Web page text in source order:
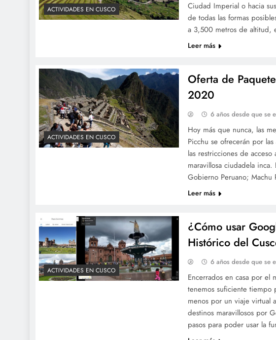
ACTIVIDADES EN CUSCO
Ciudad Imperial o hacia
de todas las formas
a 3,500 metros de altitud,
Leer más
ACTIVIDADES EN CUSCO
Oferta de
2020
6 años desde que se
Hoy más que nunca, las
Picchu se ofrecerán por
las restricciones de
maravillosa ciudadela
Gobierno Peruano;
Leer más
ACTIVIDADES EN CUSCO
¿Cómo usar
Histórico del
6 años desde que se
Encerrados en casa por el
tenemos suficiente tiempo
menos por un viaje virtual
destinos maravillosos por
pasos para poder usar la